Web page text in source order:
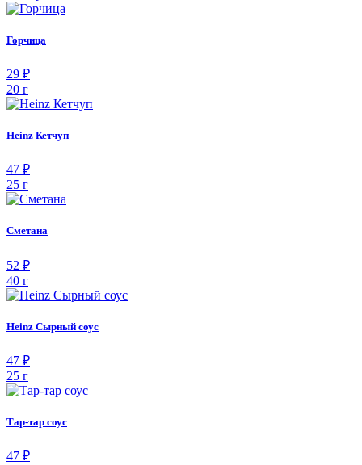
Горчица
29 ₽
20 г
Heinz Кетчуп
47 ₽
25 г
Сметана
52 ₽
40 г
Heinz Сырный соус
47 ₽
25 г
Тар-тар соус
47 ₽